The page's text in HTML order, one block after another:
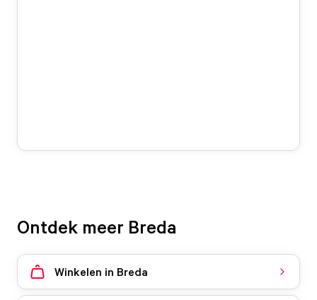
Ontdek meer Breda
Winkelen in Breda